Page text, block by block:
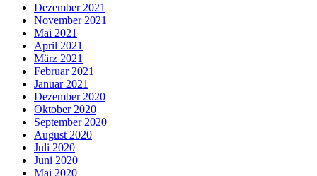
Dezember 2021
November 2021
Mai 2021
April 2021
März 2021
Februar 2021
Januar 2021
Dezember 2020
Oktober 2020
September 2020
August 2020
Juli 2020
Juni 2020
Mai 2020